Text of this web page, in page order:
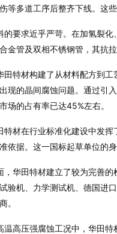
等多道工序后整齐下线。这
的要求近乎严苛。在加氢裂
金管及双相不锈钢管，其抗
田特材构建了从材料配方到
现的晶间腐蚀问题。通过引
场的占有率已达45%左右。
特材在行业标准化建设中发
依据。这一国标起草单位的
，华田特材建立了较为完善
验机、力学测试机、德国进
。
温高压强腐蚀工况中，华田